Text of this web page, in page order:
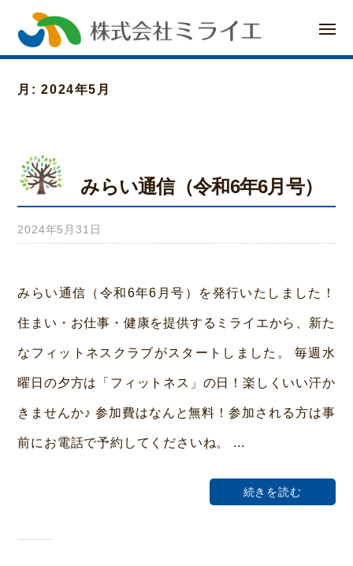
メ
ュ
月:2024年5月
みらい通信（令和6年6月号）
2024年5月31日
みらい通信（令和6年6月号）を発行いたしました！
住まい・お仕事・健康を提供するミライエから、新た
なフィットネスクラブがスタートしました。 毎週水
曜日の夕方は「フィットネス」の日！楽しくいい汗か
きませんか♪ 参加費はなんと無料！参加される方は事
前にお電話で予約してくださいね。 ...
続きを読む